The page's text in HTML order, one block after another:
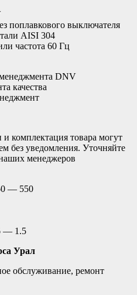
поплавкового выключателя
AISI 304
частота 60 Гц
DNV
качества
комплектация товара могут
без уведомления. Уточняйте
менеджеров
— 550
— 1.5
Урал
обслуживание, ремонт